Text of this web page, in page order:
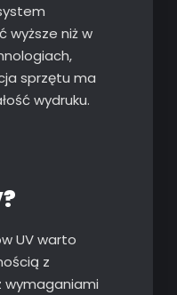
wyższe niż w
sprzętu ma
wydruku.
UV warto
z
wymaganiami